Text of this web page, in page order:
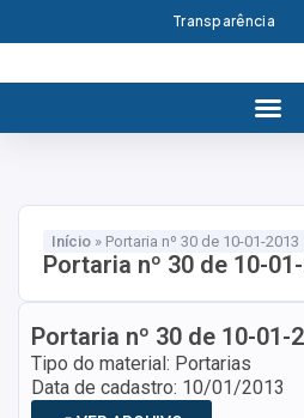
Transparência
Início » Portaria nº 30 de 10-01-2013
Portaria nº 30 de 10-
Portaria nº 30 de 10-01-
Tipo do material: Portarias
Data de cadastro: 10/01/2013